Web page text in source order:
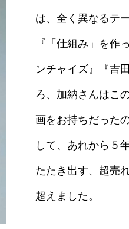
は、全く異なるテ
『「仕組み」を
ンチャイズ』『吉
ろ、加納さんはこ
画をお持ちだった
して、あれから５
たたき出す、超売
超えました。